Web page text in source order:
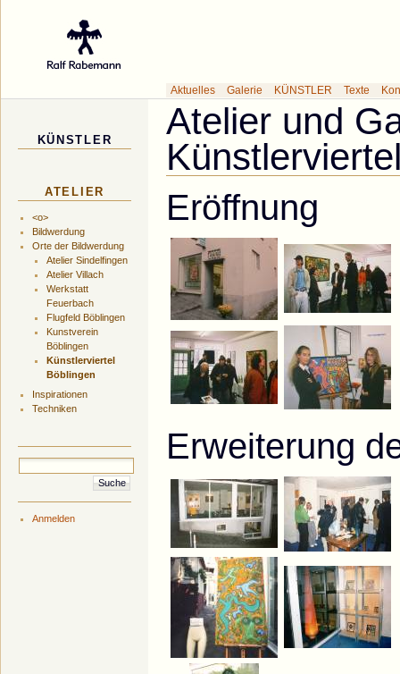
Aktuelles Galerie KÜNSTLER Texte
KÜNSTLER
ATELIER
<o>
Bildwerdung
Orte der Bildwerdung
Atelier Sindelfingen
Atelier Villach
Werkstatt
Feuerbach
Flugfeld Böblingen
Kunstverein
Böblingen
Künstlerviertel
Böblingen
Inspirationen
Techniken
Anmelden
Atelier und
Eröffnung
Erweiterung